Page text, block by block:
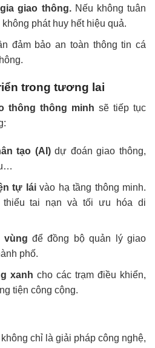
giao thông.Nếu không tuân
phát huy hết hiệu quả.
đảm bảo an toàn thông tin cá
trong tương lai
thông thông minh sẽ tiếp tục
tạo (AI)dự đoán giao thông,
tự láivào hạ tầng thông minh.
tai nạn và tối ưu hóa di
vùng để đồng bộ quản lý giao
phố.
xanh cho các trạm điều khiển,
tiện công cộng.
không chỉ là giải pháp công nghệ,